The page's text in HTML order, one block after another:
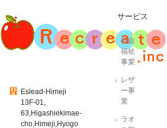
Eslead-Himeji
13F-01,
63,Higashiekimae-
cho,Himeji,Hyogo
サービス
社会
福祉
事業
レザ
ー事
業
ラオ